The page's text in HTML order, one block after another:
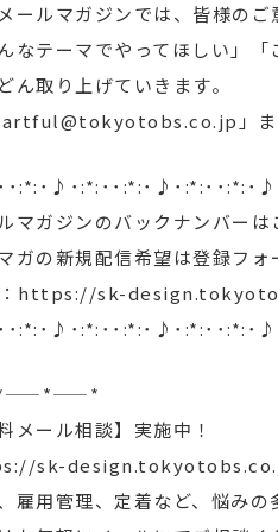
ールマガジンでは、皆様のご
んなテーマでやってほしい」
ん取り上げていきます。
」ま
･:*:･♪･:*:･･:*:･♪･:*:･･:*:･
マガジンのバックナンバーは
ガの新規配信希望は登録フォ
：https://sk-
･:*:･♪･:*:･･:*:･♪･:*:･･:*:･
料メール相談】実施中！
sk-
雇用管理、定着など、悩み